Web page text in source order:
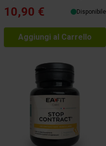
10,90 € Disponibile
Aggiungi al Carrello